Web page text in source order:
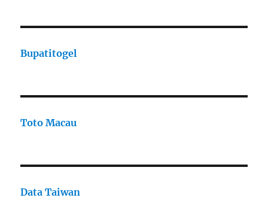
Bupatitogel
Toto Macau
Data Taiwan